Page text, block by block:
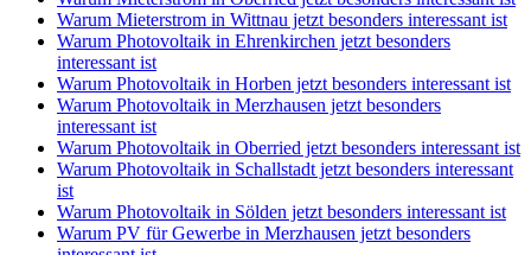
Warum Mieterstrom in Wittnau jetzt besonders interessant ist
Warum Photovoltaik in Ehrenkirchen jetzt besonders
interessant ist
Warum Photovoltaik in Horben jetzt besonders interessant ist
Warum Photovoltaik in Merzhausen jetzt besonders
interessant ist
Warum Photovoltaik in Oberried jetzt besonders interessant ist
Warum Photovoltaik in Schallstadt jetzt besonders interessant
ist
Warum Photovoltaik in Sölden jetzt besonders interessant ist
Warum PV für Gewerbe in Merzhausen jetzt besonders